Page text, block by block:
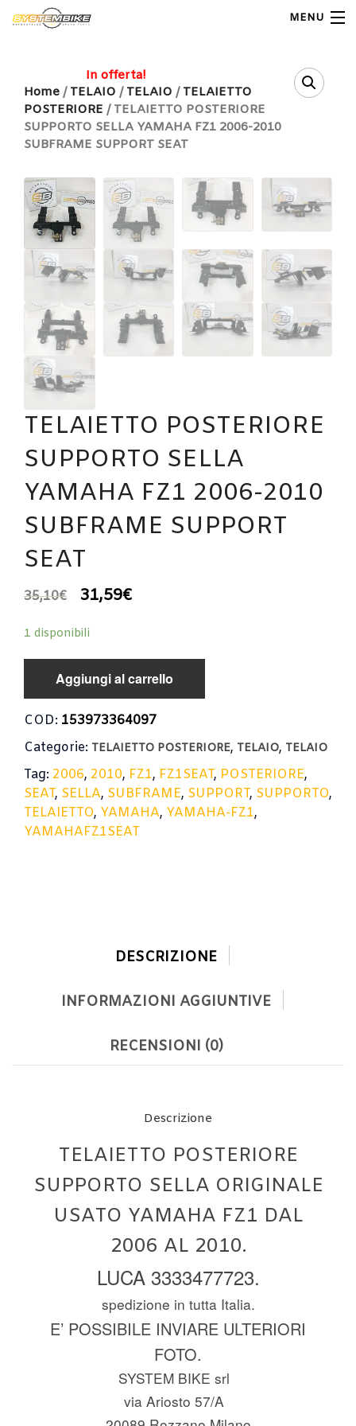
MENU
Home
Shop Moto
Shop Ricambi
Note Generali
Carrello
Home / TELAIO / TELAIO / TELAIETTO
POSTERIORE / TELAIETTO POSTERIORE
SUPPORTO SELLA YAMAHA FZ1 2006-2010
SUBFRAME SUPPORT SEAT
In offerta!
TELAIETTO POSTERIORE
SUPPORTO SELLA
YAMAHA FZ1 2006-2010
SUBFRAME SUPPORT
SEAT
35,10€ 31,59€
1 disponibili
Aggiungi al carrello
COD: 153973364097
Categorie: TELAIETTO POSTERIORE, TELAIO, TELAIO
Tag: 2006, 2010, FZ1, FZ1SEAT, POSTERIORE,
SEAT, SELLA, SUBFRAME, SUPPORT, SUPPORTO,
TELAIETTO, YAMAHA, YAMAHA-FZ1,
YAMAHAFZ1SEAT
DESCRIZIONE
INFORMAZIONI AGGIUNTIVE
RECENSIONI (0)
Descrizione
TELAIETTO POSTERIORE
SUPPORTO SELLA ORIGINALE
USATO YAMAHA FZ1 DAL
2006 AL 2010.
LUCA 3333477723.
spedizione in tutta Italia.
E’ POSSIBILE INVIARE ULTERIORI
FOTO.
SYSTEM BIKE srl
via Ariosto 57/A